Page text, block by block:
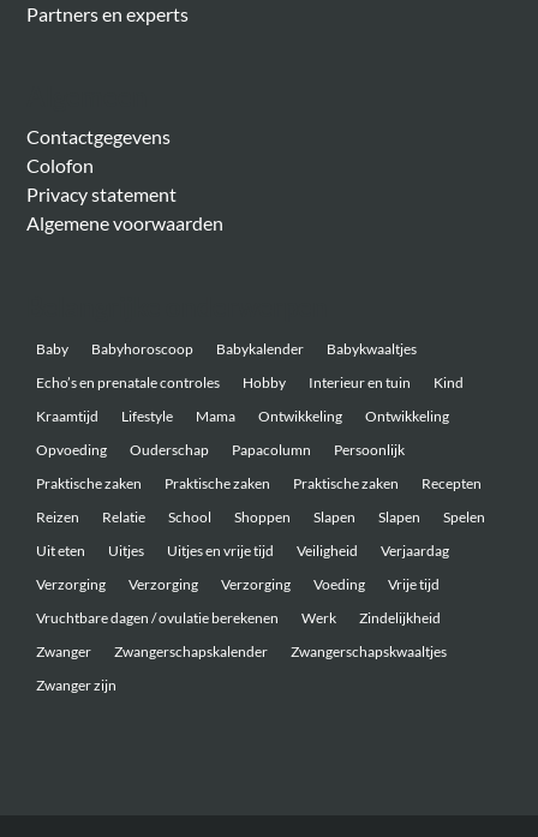
Partners en experts
Contactgegevens
Colofon
Privacy statement
Algemene voorwaarden
Baby Babyhoroscoop Babykalender
Babykwaaltjes
Echo’s en prenatale controles
Hobby Interieur en tuin
Kind
Kraamtijd
Lifestyle Mama Ontwikkeling
Ontwikkeling
Opvoeding
Ouderschap Papacolumn
Persoonlijk
Praktische zaken
Praktische zaken Praktische zaken
Recepten
Reizen
Relatie School Shoppen Slapen Slapen
Spelen
Uit eten
Uitjes Uitjes en vrije tijd Veiligheid
Verjaardag
Verzorging
Verzorging Verzorging Voeding
Vrije tijd
Vruchtbare dagen / ovulatie berekenen
Werk
Zindelijkheid
Zwanger
Zwangerschapskalender
Zwangerschapskwaaltjes
Zwanger zijn